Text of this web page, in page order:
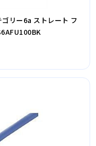
リー6a ストレート フ